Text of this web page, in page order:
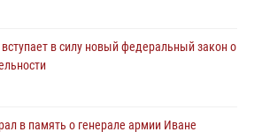
противоправные действия и защитили
знакомого
в силу новый федеральный закон о
в память о генерале армии Иване